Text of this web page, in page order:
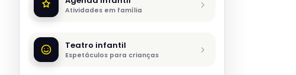
Atividades em família
Teatro infantil
Espetáculos para crianças